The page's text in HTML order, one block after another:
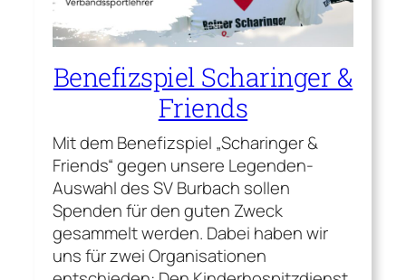
Benefizspiel Scharinger &
Friends
Mit dem Benefizspiel „Scharinger &
Friends“ gegen unsere Legenden-
Auswahl des SV Burbach sollen
Spenden für den guten Zweck
gesammelt werden. Dabei haben wir
uns für zwei Organisationen